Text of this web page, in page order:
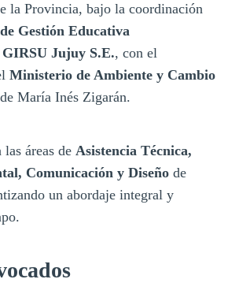
la Provincia, bajo la coordinación
Gestión Educativa
Jujuy S.E., con el
Ministerio de Ambiente y Cambio
María Inés Zigarán.
áreas de Asistencia Técnica,
Comunicación y Diseño de
un abordaje integral y